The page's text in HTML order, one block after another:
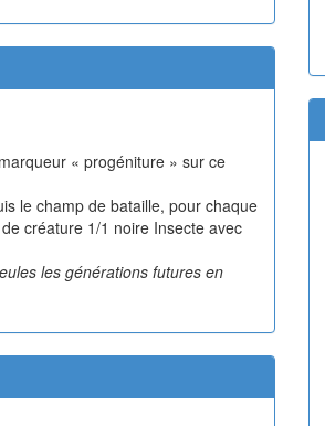
« progéniture » sur ce
le champ de bataille, pour chaque
créature 1/1 noire Insecte avec
les générations futures en